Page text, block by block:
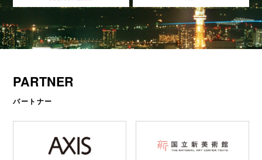
PARTNER
パートナー